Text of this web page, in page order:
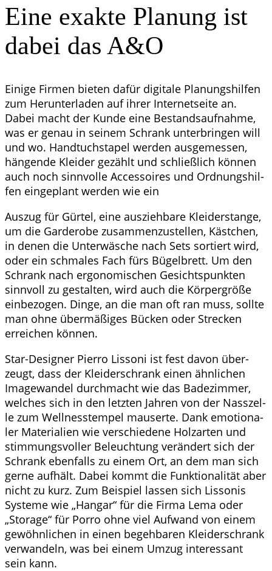
Eine exak­te Pla­nung ist
dabei das A&O
Eini­ge Fir­men bie­ten dafür digi­ta­le Pla­nungs­hil­fen
zum Her­un­ter­la­den auf ihrer Inter­net­sei­te an.
Dabei macht der Kun­de eine Bestands­auf­nah­me,
was er genau in sei­nem Schrank unter­brin­gen will
und wo. Hand­tuch­sta­pel wer­den aus­ge­mes­sen,
hän­gen­de Klei­der gezählt und schließ­lich kön­nen
auch noch sinn­vol­le Acces­soires und Ord­nungs­hil­
fen ein­ge­plant wer­den wie ein
Aus­zug für Gür­tel, eine aus­zieh­ba­re Klei­der­stan­ge,
um die Gar­de­ro­be zusam­men­zu­stel­len, Käst­chen,
in denen die Unter­wä­sche nach Sets sor­tiert wird,
oder ein schma­les Fach fürs Bügel­brett. Um den
Schrank nach ergo­no­mi­schen Gesichts­punk­ten
sinn­voll zu gestal­ten, wird auch die Kör­per­grö­ße
ein­be­zo­gen. Din­ge, an die man oft ran muss, soll­te
man ohne über­mä­ßi­ges Bücken oder Stre­cken
errei­chen können.
Star-Desi­gner Pier­ro Lis­so­ni ist fest davon über­
zeugt, dass der Klei­der­schrank einen ähn­li­chen
Image­wan­del durch­macht wie das Bade­zim­mer,
wel­ches sich in den letz­ten Jah­ren von der Nass­zel­
le zum Well­ness­tem­pel mau­ser­te. Dank emo­tio­na­
ler Mate­ria­li­en wie ver­schie­de­ne Holz­ar­ten und
stim­mungs­vol­ler Beleuch­tung ver­än­dert sich der
Schrank eben­falls zu einem Ort, an dem man sich
ger­ne auf­hält. Dabei kommt die Funk­tio­na­li­tät aber
nicht zu kurz. Zum Bei­spiel las­sen sich Lis­so­nis
Sys­te­me wie „Han­gar“ für die Fir­ma Lema oder
„Sto­rage“ für Por­ro ohne viel Auf­wand von einem
gewöhn­li­chen in einen begeh­ba­ren Klei­der­schrank
ver­wan­deln, was bei einem Umzug inter­es­sant
sein kann.